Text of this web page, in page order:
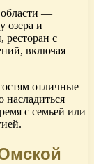
области —
озера и
ресторан с
включая
отличные
насладиться
с семьей или